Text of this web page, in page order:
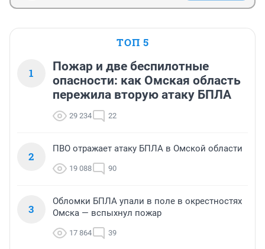
ТОП 5
1
Пожар и две беспилотные
опасности: как Омская область
пережила вторую атаку БПЛА
29 234 22
2
ПВО отражает атаку БПЛА в Омской области
19 088 90
3
Обломки БПЛА упали в поле в окрестностях
Омска — вспыхнул пожар
17 864 39